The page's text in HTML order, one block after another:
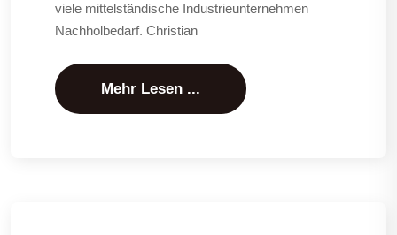
viele mittelständische Industrieunternehmen
Nachholbedarf. Christian
Mehr Lesen ...